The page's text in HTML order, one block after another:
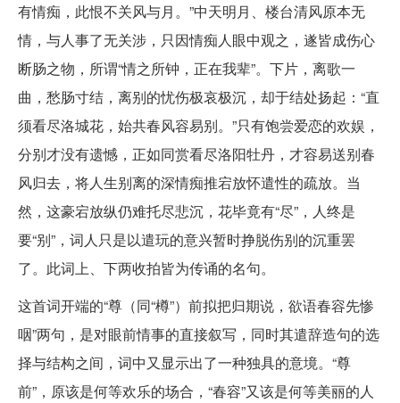
有情痴，此恨不关风与月。”中天明月、楼台清风原本无
情，与人事了无关涉，只因情痴人眼中观之，遂皆成伤心
断肠之物，所谓“情之所钟，正在我辈”。下片，离歌一
曲，愁肠寸结，离别的忧伤极哀极沉，却于结处扬起：“直
须看尽洛城花，始共春风容易别。”只有饱尝爱恋的欢娱，
分别才没有遗憾，正如同赏看尽洛阳牡丹，才容易送别春
风归去，将人生别离的深情痴推宕放怀遣性的疏放。当
然，这豪宕放纵仍难托尽悲沉，花毕竟有“尽”，人终是
要“别”，词人只是以遣玩的意兴暂时挣脱伤别的沉重罢
了。此词上、下两收拍皆为传诵的名句。
这首词开端的“尊（同“樽”）前拟把归期说，欲语春容先惨
咽”两句，是对眼前情事的直接叙写，同时其遣辞造句的选
择与结构之间，词中又显示出了一种独具的意境。“尊
前”，原该是何等欢乐的场合，“春容”又该是何等美丽的人